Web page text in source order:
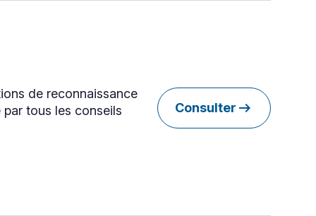
de reconnaissance
tous les conseils
Consulter arrow_right_alt